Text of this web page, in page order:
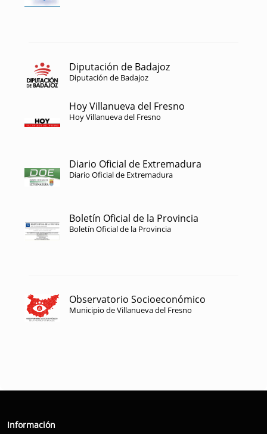
Diputación de Badajoz
Diputación de Badajoz
Hoy Villanueva del Fresno
Hoy Villanueva del Fresno
Diario Oficial de Extremadura
Diario Oficial de Extremadura
Boletín Oficial de la Provincia
Boletín Oficial de la Provincia
Observatorio Socioeconómico
Municipio de Villanueva del Fresno
Información